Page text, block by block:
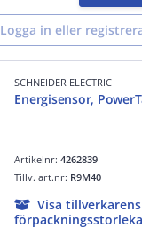
Logga in eller
SCHNEIDER ELECTRIC
Energisensor,
Artikelnr:4262839
Tillv. art.nr: R9M40
Visa tillverkarens